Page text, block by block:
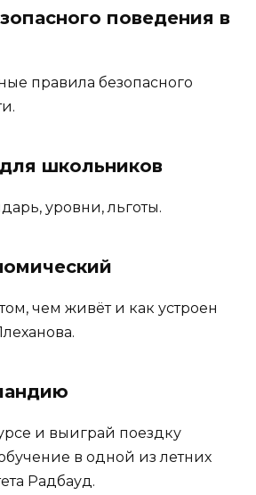
поведения в
правила безопасного
школьников
уровни, льготы.
чем живёт и как устроен
и выиграй поездку
в одной из летних
Радбауд.